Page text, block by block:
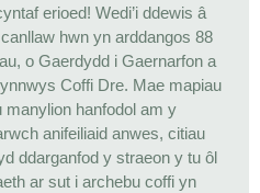
erioed! Wedi’i ddewis â
hwn yn arddangos 88
o Gaerdydd i Gaernarfon a
Coffi Dre. Mae mapiau
manylion hanfodol am y
anifeiliaid anwes, citiau
ddarganfod y straeon y tu ôl
ar sut i archebu coffi yn